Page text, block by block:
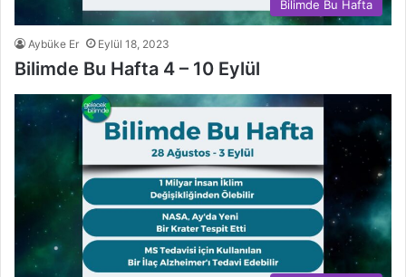
Bilimde Bu Hafta
Aybüke Er Eylül 18, 2023
Bilimde Bu Hafta 4 – 10 Eylül